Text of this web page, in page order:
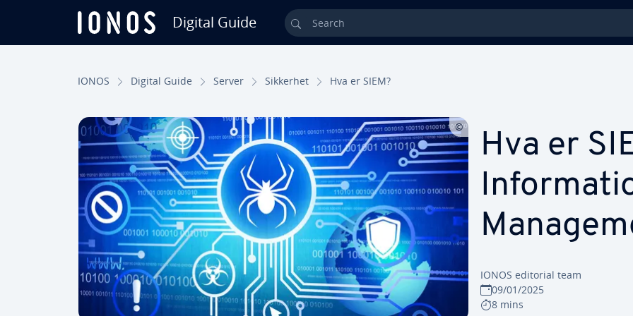
Digital Guide Search
IONOS Digital Guide Server Sikkerhet Hva er SIEM?
Hva er
IONOS editorial team
09/01/2025
8 mins